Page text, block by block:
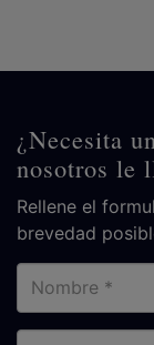
¿Necesita
nosotros le
Rellene el
brevedad